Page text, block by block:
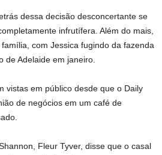
dessa decisão desconcertante se
infrutífera. Além do mais,
com Jessica fugindo da fazenda
de Adelaide em janeiro.
vistas em público desde que o Daily
de negócios em um café de
Fleur Tyver, disse que o casal